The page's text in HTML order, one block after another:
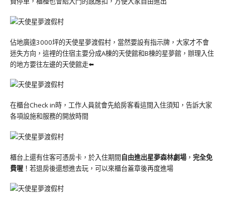
佔地廣達3000坪的天使星夢渡假村，當然要設有指示牌，大家才不會
迷失方向，這裡的住宿主要分成A棟的天使館和B棟的星夢館，辦理入住
的地方要往左邊的天使館走⬅️
在櫃台Check in時，工作人員就會先給房客看這間入住須知，告訴大家
各項設施和服務的開放時間
櫃台上還有住客可憑房卡，於入住期間自由進出星夢森林劇場， 完全免
費喔 ！若退房後還想進去玩，可以來櫃台蓋章後再度進場